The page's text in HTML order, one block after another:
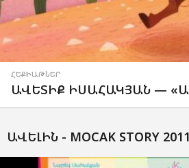
ՀԵՔԻԱԹՆԵՐ
ԱՎԵՏԻՔ ԻՍԱՀԱԿՅԱՆ —
ԱՎԵԼԻՆ - MOCAK STORY 2011